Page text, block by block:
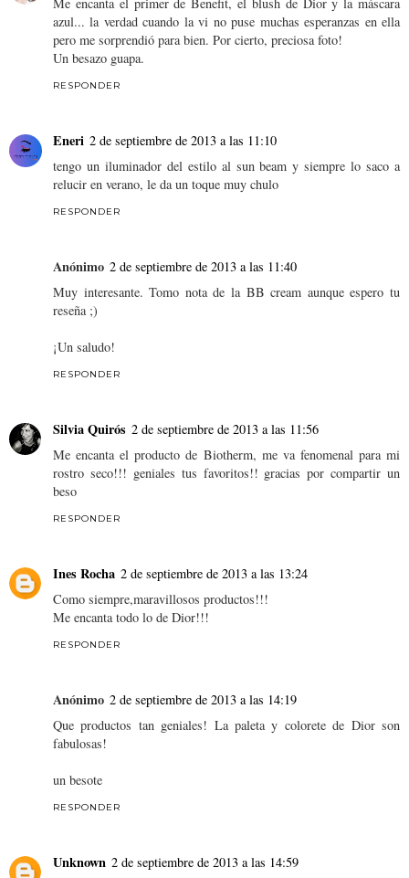
azul... la verdad cuando la vi no puse muchas esperanzas en ella
pero me sorprendió para bien. Por cierto, preciosa foto!
Un besazo guapa.
RESPONDER
Eneri 2 de septiembre de 2013 a las 11:10
tengo un iluminador del estilo al sun beam y siempre lo saco a
relucir en verano, le da un toque muy chulo
RESPONDER
Anónimo 2 de septiembre de 2013 a las 11:40
Muy interesante. Tomo nota de la BB cream aunque espero tu
reseña ;)
¡Un saludo!
RESPONDER
Silvia Quirós 2 de septiembre de 2013 a las 11:56
Me encanta el producto de Biotherm, me va fenomenal para mi
rostro seco!!! geniales tus favoritos!! gracias por compartir un
beso
RESPONDER
Ines Rocha 2 de septiembre de 2013 a las 13:24
Como siempre,maravillosos productos!!!
Me encanta todo lo de Dior!!!
RESPONDER
Anónimo 2 de septiembre de 2013 a las 14:19
Que productos tan geniales! La paleta y colorete de Dior son
fabulosas!
un besote
RESPONDER
Unknown 2 de septiembre de 2013 a las 14:59